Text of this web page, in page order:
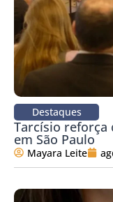
Destaques
Tarcísio reforça
em São Paulo
Mayara Leite